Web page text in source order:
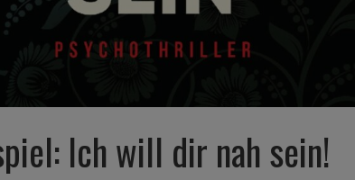
Ich will dir nah sein!